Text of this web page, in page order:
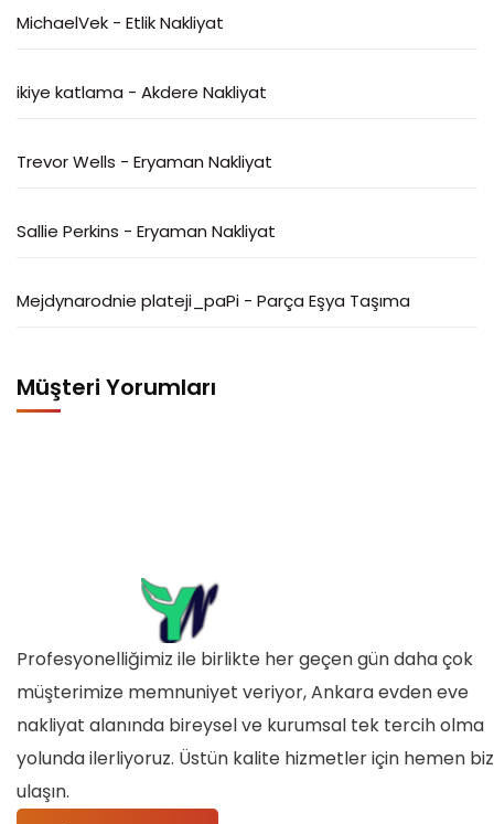
MichaelVek - Etlik Nakliyat
ikiye katlama - Akdere Nakliyat
Trevor Wells - Eryaman Nakliyat
Sallie Perkins - Eryaman Nakliyat
Mejdynarodnie plateji_paPi - Parça Eşya Taşıma
Müşteri Yorumları
Profesyonelliğimiz ile birlikte her geçen gün daha çok
müşterimize memnuniyet veriyor, Ankara evden eve
nakliyat alanında bireysel ve kurumsal tek tercih olma
yolunda ilerliyoruz. Üstün kalite hizmetler için hemen
ulaşın.